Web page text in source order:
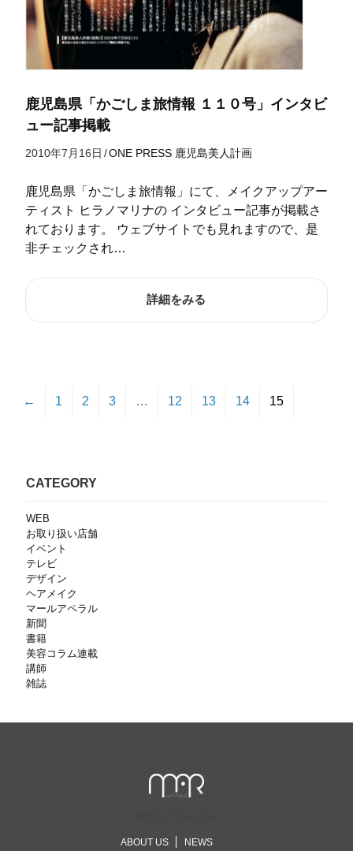
鹿児島県「かごしま旅情報 １１０号」インタビ
ュー記事掲載
2010年7月16日 /ONE PRESS 鹿児島美人計画
鹿児島県「かごしま旅情報」にて、メイクアップアー
ティスト ヒラノマリナの インタビュー記事が掲載さ
れております。 ウェブサイトでも見れますので、是
非チェックされ…
詳細をみる
← 1 2 3 … 12 13 14 15
CATEGORY
WEB
お取り扱い店舗
イベント
テレビ
デザイン
ヘアメイク
マールアペラル
新聞
書籍
美容コラム連載
講師
雑誌
ABOUT US NEWS